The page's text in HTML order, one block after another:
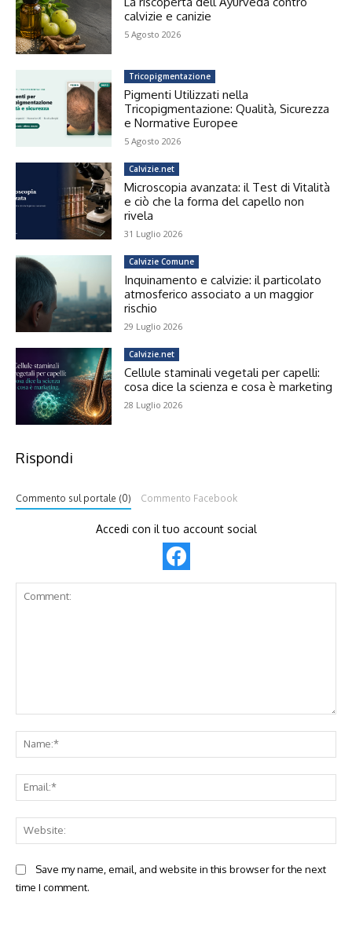
calvizie e canizie
5 Agosto 2026
Tricopigmentazione
Pigmenti Utilizzati nella
Tricopigmentazione: Qualità, Sicurezza
e Normative Europee
5 Agosto 2026
Calvizie.net
Microscopia avanzata: il Test di Vitalità
e ciò che la forma del capello non
rivela
31 Luglio 2026
Calvizie Comune
Inquinamento e calvizie: il particolato
atmosferico associato a un maggior
rischio
29 Luglio 2026
Calvizie.net
Cellule staminali vegetali per capelli:
cosa dice la scienza e cosa è marketing
28 Luglio 2026
Rispondi
Commento sul portale (0) Commento Facebook
Accedi con il tuo account social
Save my name, email, and website in this browser for the next
time I comment.